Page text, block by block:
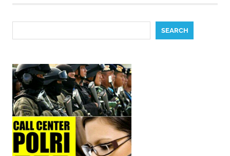
SEARCH